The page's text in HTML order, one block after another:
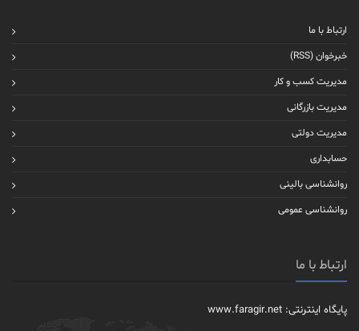
ارتباط با ما
خبرخوان (RSS)
مدیریت کسب و کار
مدیریت بازرگانی
مدیریت دولتی
حسابداری
روانشناسی بالینی
روانشناسی عمومی
ارتباط با ما
پایگاه اینترنتی: www.faragir.net